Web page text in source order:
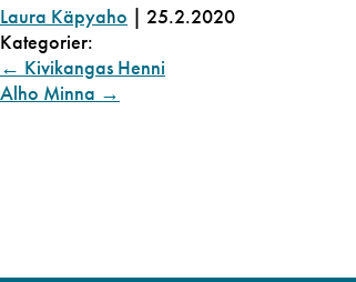
Laura Käpyaho | 25.2.2020
Kategorier:
← Kivikangas Henni
Alho Minna →